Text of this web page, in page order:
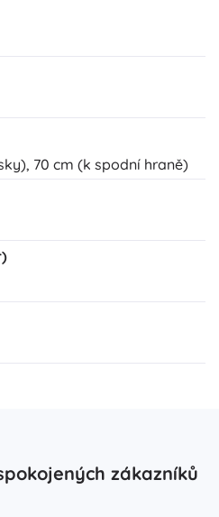
70 cm (k spodní hraně)
zákazníků